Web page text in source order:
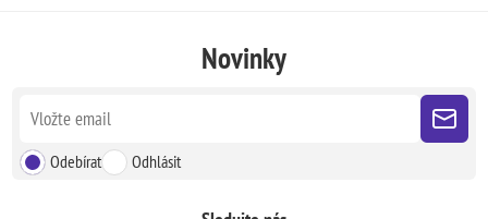
Novinky
Odebírat Odhlásit